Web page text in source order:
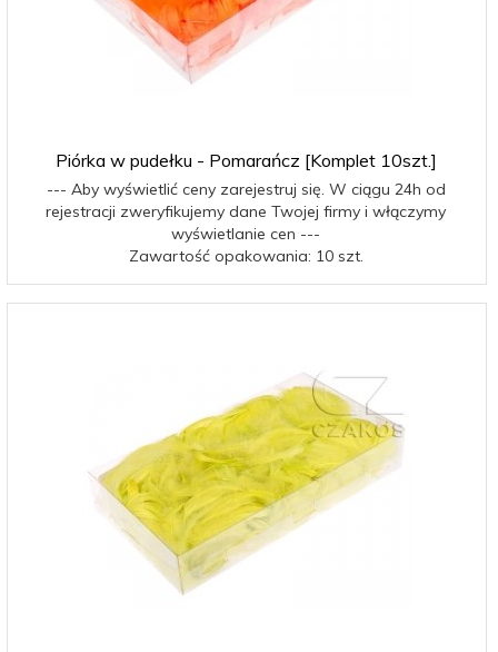
Piórka w pudełku - Pomarańcz [Komplet 10szt.]
--- Aby wyświetlić ceny zarejestruj się. W ciągu 24h od
rejestracji zweryfikujemy dane Twojej firmy i włączymy
wyświetlanie cen ---
Zawartość opakowania: 10 szt.